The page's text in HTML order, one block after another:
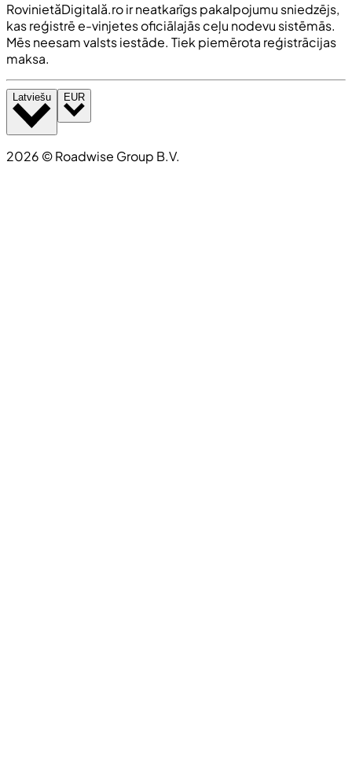
RovinietăDigitală.ro ir neatkarīgs pakalpojumu sniedzējs,
kas reģistrē e-vinjetes oficiālajās ceļu nodevu sistēmās.
Mēs neesam valsts iestāde. Tiek piemērota reģistrācijas
maksa.
Latviešu EUR
2026 ©Roadwise Group B.V.